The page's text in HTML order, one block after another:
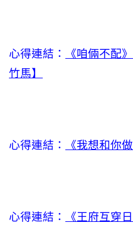
心得連結：
《咱倆不配
竹馬】
心得連結： 《我想和你
心得連結：
《王府互穿